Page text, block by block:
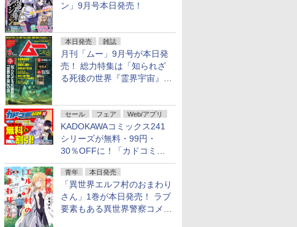
ン」9月号本日発売！
本日発売 雑誌
月刊「ムー」9月号が本日発
売！ 総力特集は「知られざ
る死後の世界『霊界宇宙』の
セール フェア Web/アプリ
KADOKAWAコミックス241
シリーズが無料・99円・
30％OFFに！「カドコミフ
ェア 2026」第2弾が開催中！
青年 本日発売
「異世界エルフ村のおまわり
さん」1巻が本日発売！ ラブ
要素もある異世界警察コメデ